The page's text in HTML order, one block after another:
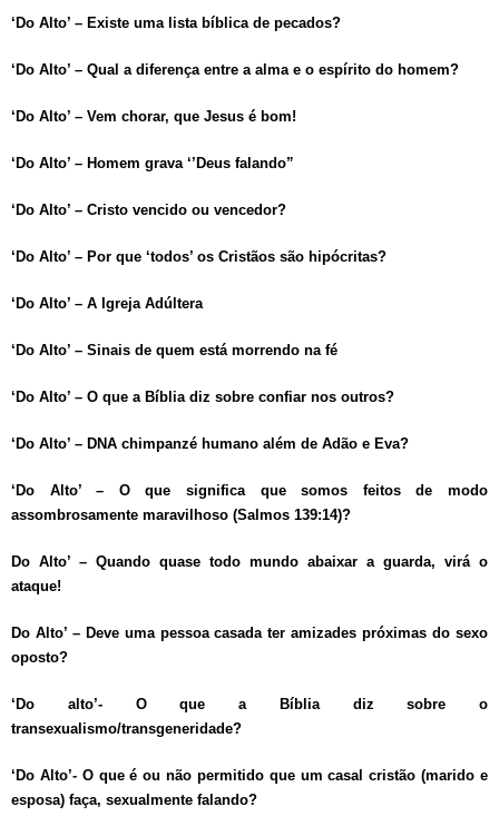
‘Do Alto’ – Existe uma lista bíblica de pecados?
‘Do Alto’ – Qual a diferença entre a alma e o espírito do homem?
‘Do Alto’ – Vem chorar, que Jesus é bom!
‘Do Alto’ – Homem grava ‘’Deus falando”
‘Do Alto’ – Cristo vencido ou vencedor?
‘Do Alto’ – Por que ‘todos’ os Cristãos são hipócritas?
‘Do Alto’ – A Igreja Adúltera
‘Do Alto’ – Sinais de quem está morrendo na fé
‘Do Alto’ – O que a Bíblia diz sobre confiar nos outros?
‘Do Alto’ – DNA chimpanzé humano além de Adão e Eva?
‘Do Alto’ – O que significa que somos feitos de modo
assombrosamente maravilhoso (Salmos 139:14)?
Do Alto’ – Quando quase todo mundo abaixar a guarda, virá o
ataque!
Do Alto’ – Deve uma pessoa casada ter amizades próximas do sexo
oposto?
‘Do alto’- O que a Bíblia diz sobre o
transexualismo/transgeneridade?
‘Do Alto’- O que é ou não permitido que um casal cristão (marido e
esposa) faça, sexualmente falando?